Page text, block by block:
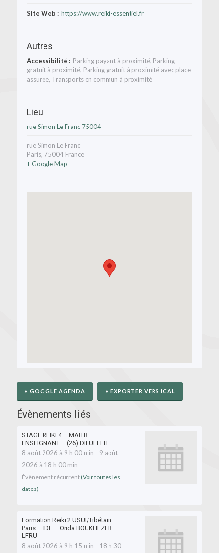
Site Web : https://www.reiki-essentiel.fr
Autres
Accessibilité : Parking payant à proximité, Parking
gratuit à proximité, Parking gratuit à proximité avec place
assurée, Transports en commun à proximité
Lieu
rue Simon Le Franc 75004
rue Simon Le Franc
Paris, 75004 France
+ Google Map
+ GOOGLE AGENDA + EXPORTER VERS ICAL
Évènements liés
STAGE REIKI 4 – MAITRE
ENSEIGNANT – (26) DIEULEFIT
8 août 2026 à 9 h 00 min - 9 août
2026 à 18 h 00 min
Évènement récurrent (Voir toutes les
dates)
Formation Reiki 2 USUI/Tibétain
Paris – IDF – Orida BOUKHEZER –
LFRU
8 août 2026 à 9 h 15 min - 18 h 30